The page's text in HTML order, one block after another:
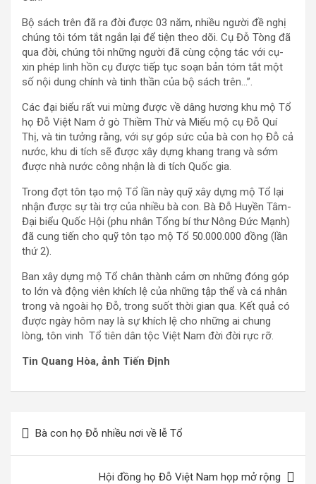
Bộ sách trên đã ra đời được 03 năm, nhiều người đề nghị
chúng tôi tóm tắt ngắn lại để tiện theo dõi. Cụ Đỗ Tòng đã
qua đời, chúng tôi những người đã cùng cộng tác với cụ-
xin phép linh hồn cụ được tiếp tục soạn bản tóm tắt một
số nội dung chính và tinh thần của bộ sách trên…”.
Các đại biểu rất vui mừng được về dâng hương khu mộ Tổ
họ Đỗ Việt Nam ở gò Thiềm Thừ và Miếu mộ cụ Đỗ Quí
Thị, và tin tưởng rằng, với sự góp sức của bà con họ Đỗ cả
nước, khu di tích sẽ được xây dựng khang trang và sớm
được nhà nước công nhận là di tích Quốc gia.
Trong đợt tôn tạo mộ Tổ lần này quỹ xây dựng mộ Tổ lại
nhận được sự tài trợ của nhiều bà con. Bà Đỗ Huyền Tâm-
Đại biểu Quốc Hội (phu nhân Tổng bí thư Nông Đức Mạnh)
đã cung tiến cho quỹ tôn tạo mộ Tổ 50.000.000 đồng (lần
thứ 2).
Ban xây dựng mộ Tổ chân thành cảm ơn những đóng góp
to lớn và động viên khích lệ của những tập thể và cá nhân
trong và ngoài họ Đỗ, trong suốt thời gian qua. Kết quả có
được ngày hôm nay là sự khích lệ cho những ai chung
lòng, tôn vinh Tổ tiên dân tộc Việt Nam đời đời rực rỡ.
Tin Quang Hòa, ảnh Tiến Định
hướng
Bà con họ Đỗ nhiều nơi về lễ Tổ
Hội đồng họ Đỗ Việt Nam họp mở rộng